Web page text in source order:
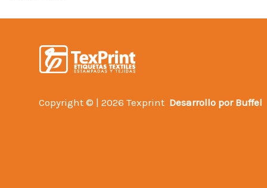
Copyright © | 2026 Texprint Desarrollo por Buffel